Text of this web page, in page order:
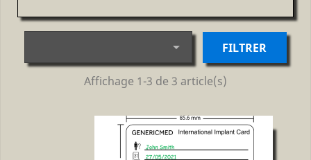
 FILTRER
Affichage 1-3 de 3 article(s)